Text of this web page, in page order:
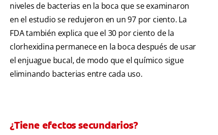
niveles de bacterias en la boca que se examinaron
en el estudio se redujeron en un 97 por ciento. La
FDA también explica que el 30 por ciento de la
clorhexidina permanece en la boca después de usar
el enjuague bucal, de modo que el químico sigue
eliminando bacterias entre cada uso.
¿Tiene efectos secundarios?